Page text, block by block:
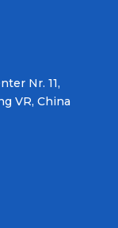
Nr. 11,
VR, China